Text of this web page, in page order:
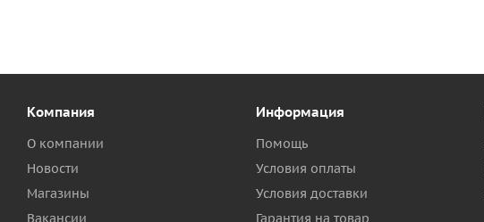
Компания
О компании
Новости
Магазины
Вакансии
Информация
Помощь
Условия оплаты
Условия доставки
Гарантия на товар